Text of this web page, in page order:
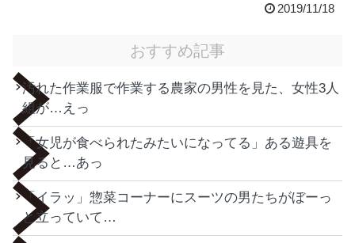
2019/11/18
おすすめ記事
汚れた作業服で作業する農家の男性を見た、女性3人
組が…えっ
「女児が食べられたみたいになってる」ある遊具を
見ると…あっ
「イラッ」惣菜コーナーにスーツの男たちがぼーっ
と立っていて…